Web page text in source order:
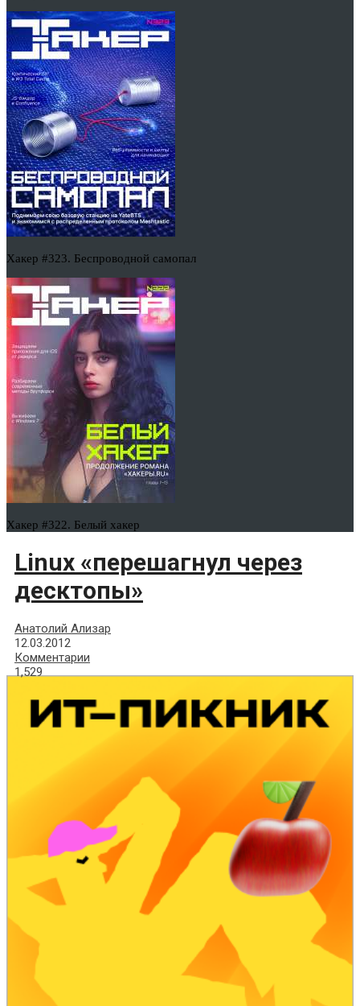
Хакер #323. Беспроводной самопал
Хакер #322. Белый хакер
Linux «перешагнул через
десктопы»
Анатолий Ализар
12.03.2012
Комментарии
1,529